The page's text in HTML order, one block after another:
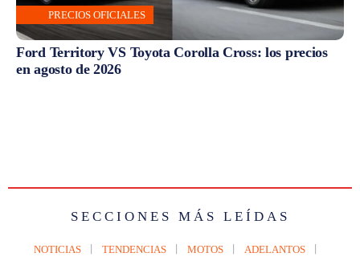
PRECIOS OFICIALES
Ford Territory VS Toyota Corolla Cross: los precios
en agosto de 2026
SECCIONES MÁS LEÍDAS
NOTICIAS TENDENCIAS MOTOS ADELANTOS